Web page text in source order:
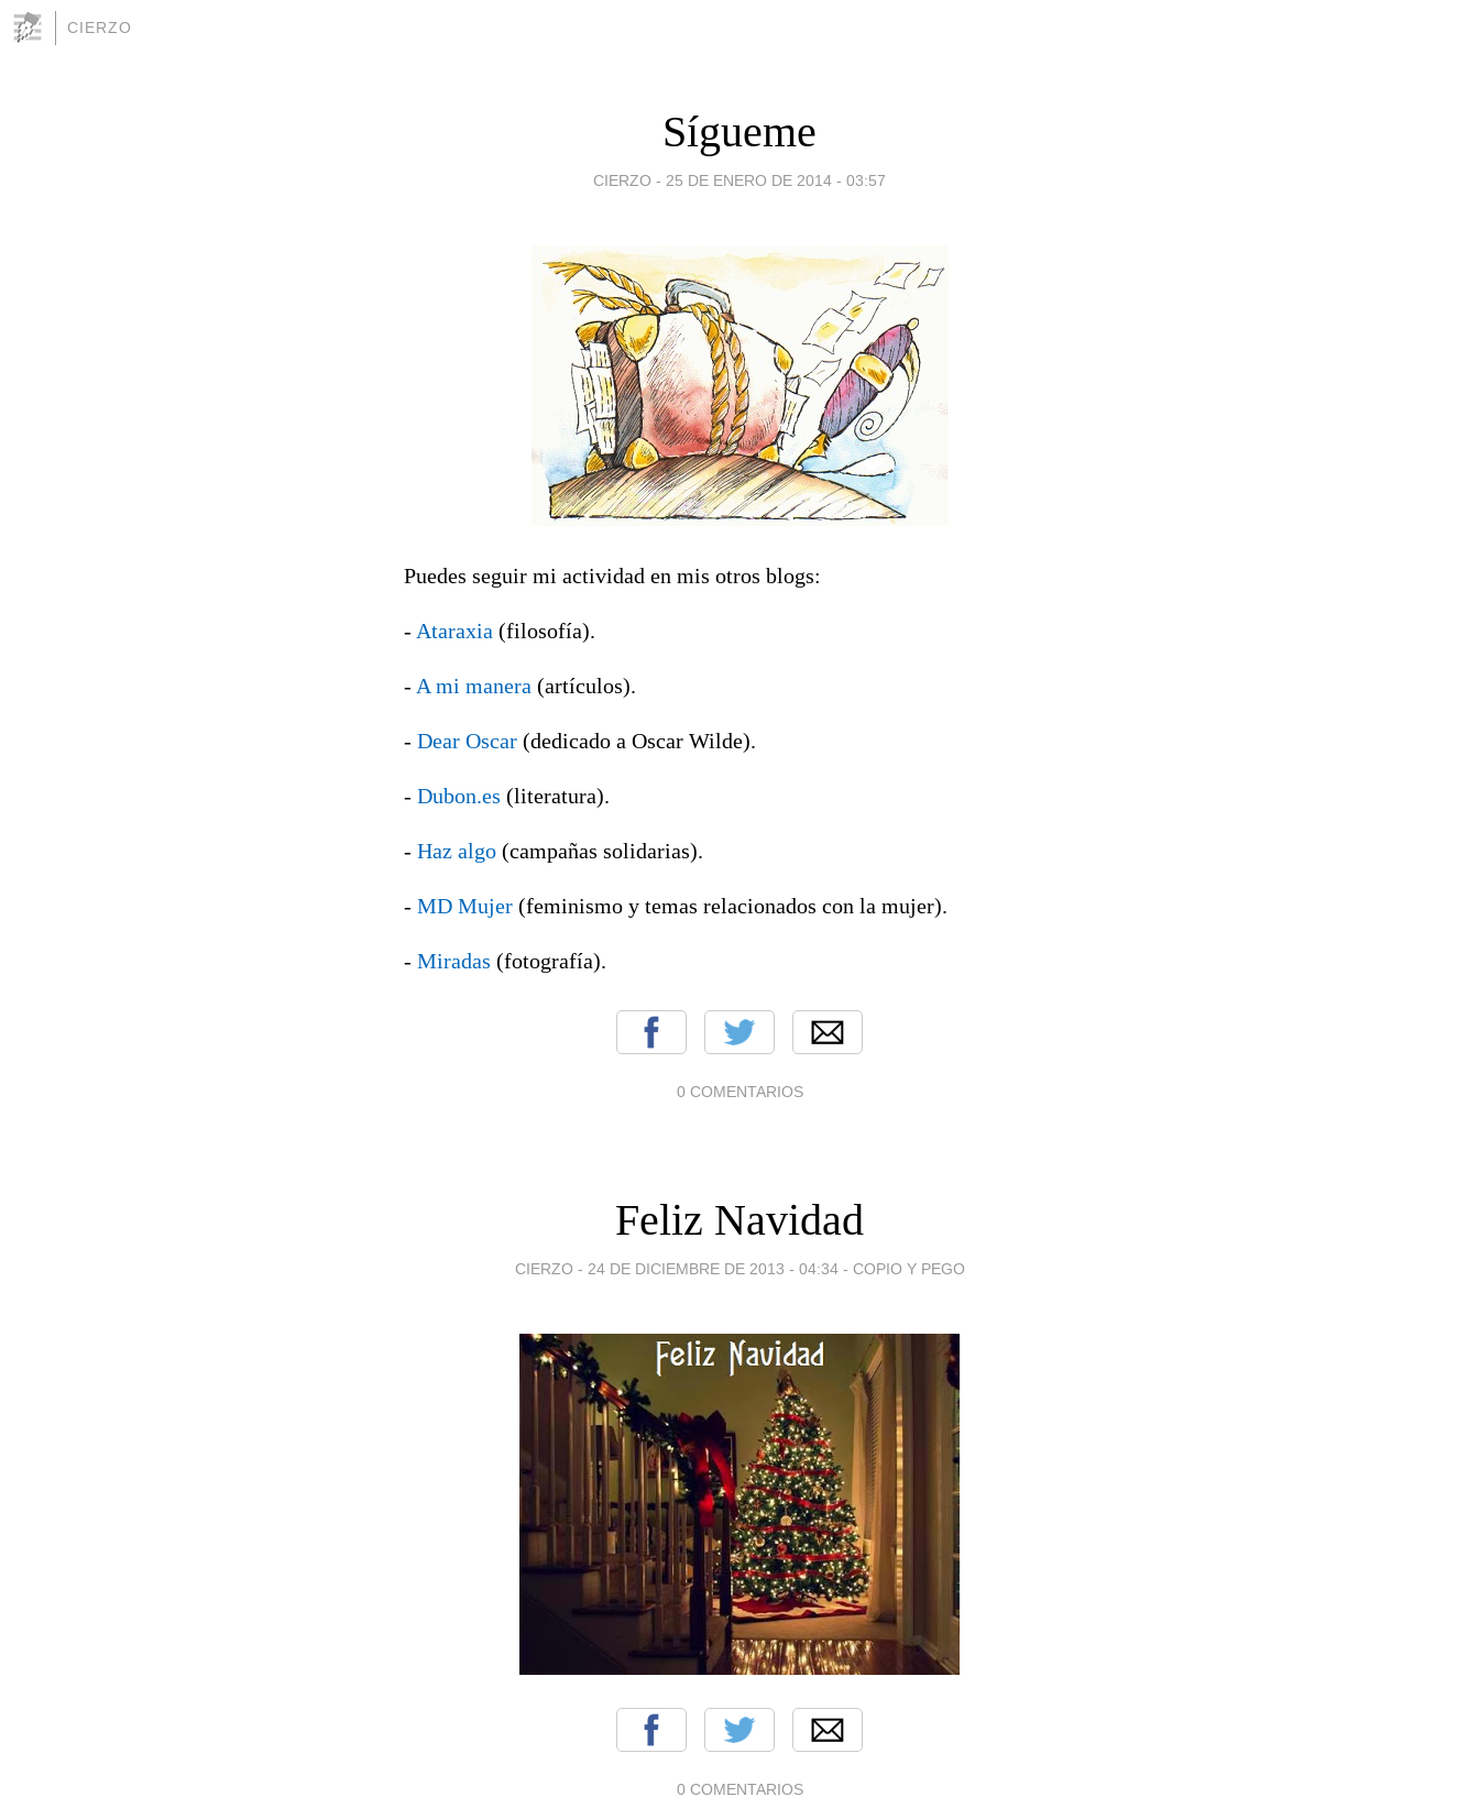
CIERZO
Sígueme
CIERZO - 25 DE ENERO DE 2014 - 03:57
Puedes seguir mi actividad en mis otros blogs:
- Ataraxia (filosofía).
- A mi manera (artículos).
- Dear Oscar (dedicado a Oscar Wilde).
- Dubon.es (literatura).
- Haz algo (campañas solidarias).
- MD Mujer (feminismo y temas relacionados con la mujer).
- Miradas (fotografía).
0 COMENTARIOS
Feliz Navidad
CIERZO - 24 DE DICIEMBRE DE 2013 - 04:34 - COPIO Y PEGO
0 COMENTARIOS